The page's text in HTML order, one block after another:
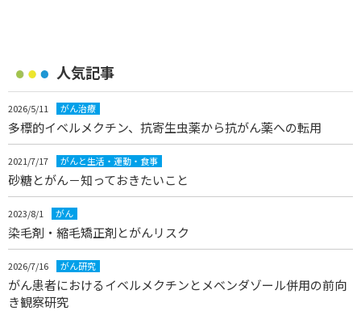
人気記事
2026/5/11 がん治療
多標的イベルメクチン、抗寄生虫薬から抗がん薬への転用
2021/7/17 がんと生活・運動・食事
砂糖とがん－知っておきたいこと
2023/8/1 がん
染毛剤・縮毛矯正剤とがんリスク
2026/7/16 がん研究
がん患者におけるイベルメクチンとメベンダゾール併用の前向
き観察研究